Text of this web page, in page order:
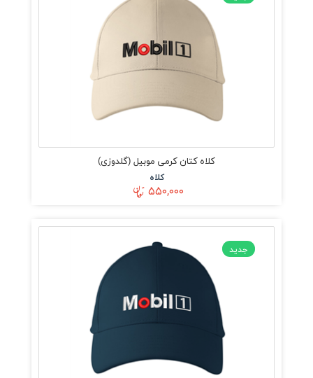
کلاه کتان کرمی موبیل (گلدوزی)
کلاه
۵۵۰,۰۰۰
جدید